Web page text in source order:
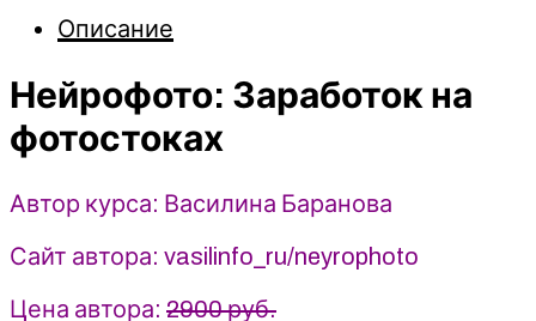
на
-
2023
-
Баранова
Описание
Нейрофото: Заработок на
фотостоках
Автор курса: Василина Баранова
Сайт автора: vasilinfo_ru/neyrophoto
Цена автора: 2900 руб.